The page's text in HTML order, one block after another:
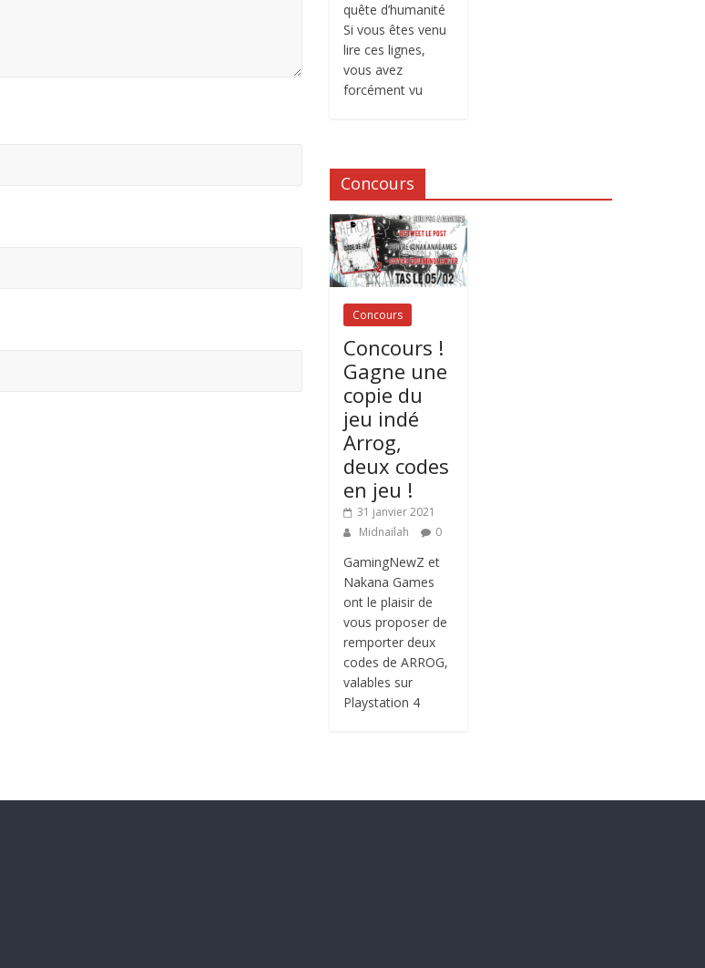
quête d’humanité
Si vous êtes venu
lire ces lignes,
vous avez
forcément vu
Concours
Concours
Concours !
Gagne une
copie du
jeu indé
Arrog,
deux codes
en jeu !
31 janvier 2021
Midnailah
0
GamingNewZ et
Nakana Games
ont le plaisir de
vous proposer de
remporter deux
codes de ARROG,
valables sur
Playstation 4